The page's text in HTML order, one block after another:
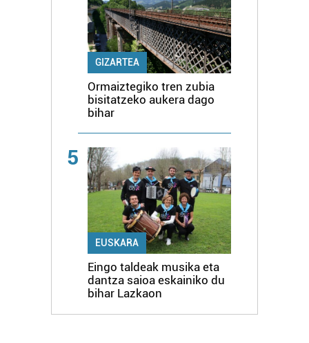
GIZARTEA
Ormaiztegiko tren zubia
bisitatzeko aukera dago
bihar
5
EUSKARA
Eingo taldeak musika eta
dantza saioa eskainiko du
bihar Lazkaon